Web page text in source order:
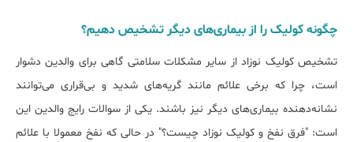
چگونه کولیک را از بیماری‌های دیگر تشخیص دهیم؟
تشخیص کولیک نوزاد از سایر مشکلات سلامتی گاهی برای والدین دشوار
است، چرا که برخی علائم مانند گریه‌های شدید و بی‌قراری می‌توانند
نشانه‌دهنده بیماری‌های دیگر نیز باشند. یکی از سوالات رایج والدین این
است: "فرق نفخ و کولیک نوزاد چیست؟" در حالی که نفخ معمولا با علائم